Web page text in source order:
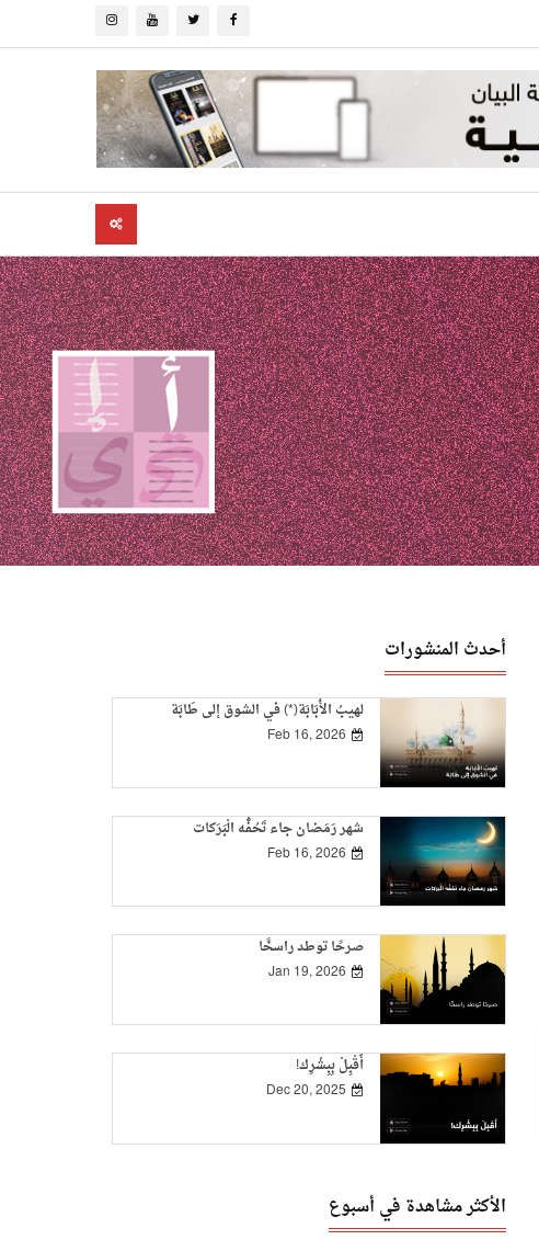
أحدث المنشورات
لهيبُ الأُبَابَة(*) في الشوق إلى طَابَة
Feb 16, 2026
شهر رَمَضان جاء تَحُفُّه الْبَرَكات
Feb 16, 2026
صرحًا توطد راسخًا
Jan 19, 2026
أَقْبِلْ بِبِشْرِك!
Dec 20, 2025
الأكثر مشاهدة في أسبوع